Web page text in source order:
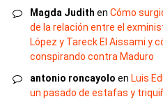
Magda Judith en Cómo
de la relación entre el
López y Tareck El Aissami y
conspirando contra Maduro
antonio roncayolo en Luis
un pasado de estafas y